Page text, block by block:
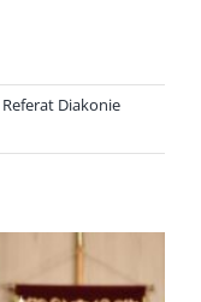
Referat Diakonie